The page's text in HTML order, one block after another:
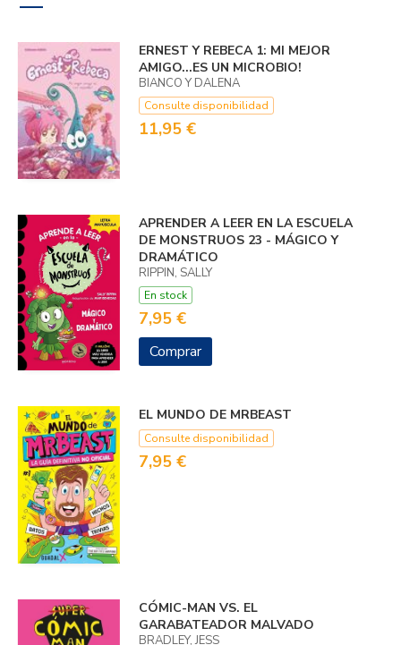
ERNEST Y REBECA 1: MI MEJOR
AMIGO...­ES UN MICROBIO!
BIANCO Y DALENA
Consulte disponibilidad
11,95 €
APRENDER A LEER EN LA ESCUELA
DE MONSTRUOS 23 - MÁGICO Y
DRAMÁTICO
RIPPIN, SALLY
En stock
7,95 €
Comprar
EL MUNDO DE MRBEAST
Consulte disponibilidad
7,95 €
CÓMIC-MAN VS. EL
GARABATEADOR MALVADO
BRADLEY, JESS